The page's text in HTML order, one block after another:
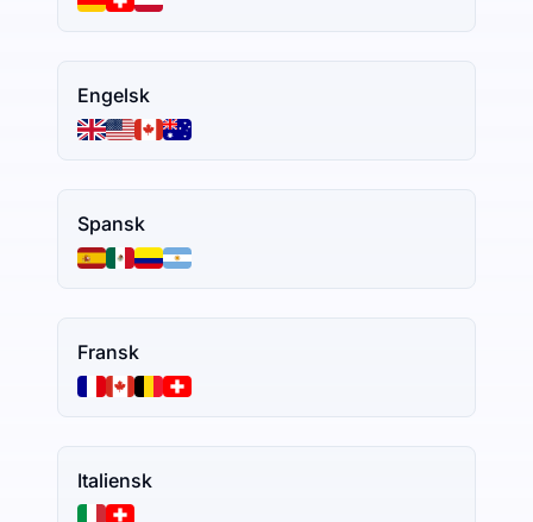
Engelsk
Spansk
Fransk
Italiensk